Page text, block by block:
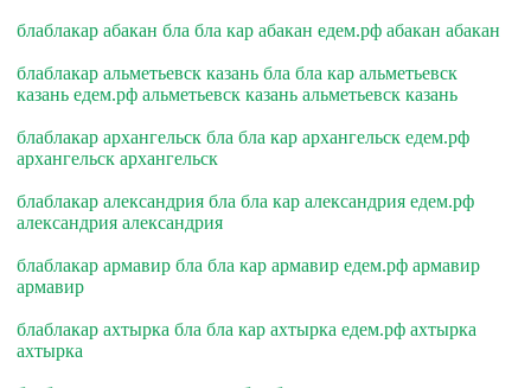
блаблакар абакан бла бла кар абакан едем.рф абакан абакан
блаблакар альметьевск казань бла бла кар альметьевск
казань едем.рф альметьевск казань альметьевск казань
блаблакар архангельск бла бла кар архангельск едем.рф
архангельск архангельск
блаблакар александрия бла бла кар александрия едем.рф
александрия александрия
блаблакар армавир бла бла кар армавир едем.рф армавир
армавир
блаблакар ахтырка бла бла кар ахтырка едем.рф ахтырка
ахтырка